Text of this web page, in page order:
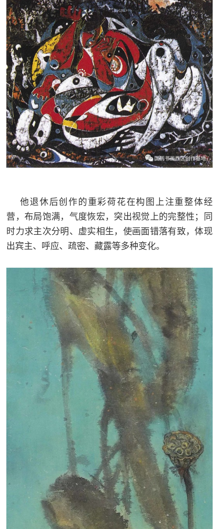
他退休后创作的重彩荷花在构图上注重整体经
营，布局饱满，气度恢宏，突出视觉上的完整性；同
时力求主次分明、虚实相生，使画面错落有致，体现
出宾主、呼应、疏密、藏露等多种变化。